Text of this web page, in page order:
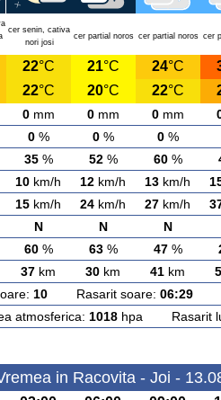
cer senin, cativa
nori josi
cer partial noros cer partial noros cer
22°C 21°C 24°C
22°C 20°C 22°C
0mm 0mm 0mm
0% 0% 0%
35% 52% 60%
10 km/h 12 km/h 13 km/h
15 km/h 24 km/h 27 km/h
N N N
60% 63% 47%
37 km 30 km 41 km
10 Rasarit soare: 06:29
1018 hpa Rasarit
in Racovita - Joi -